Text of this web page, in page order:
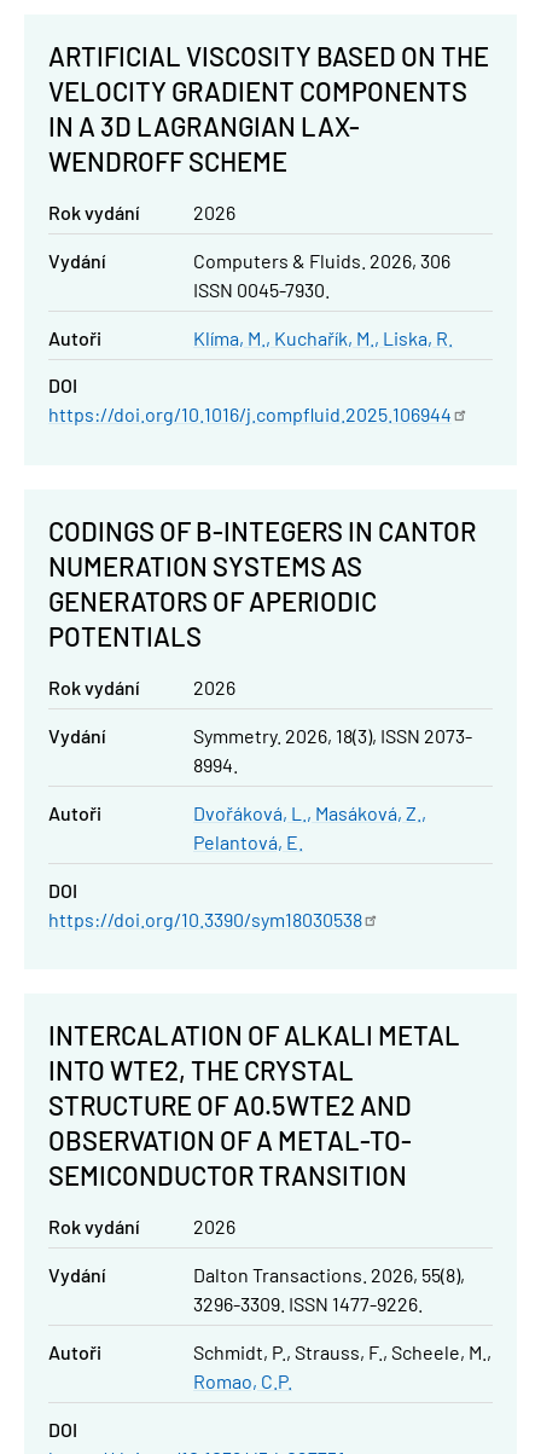
ARTIFICIAL VISCOSITY BASED ON THE
VELOCITY GRADIENT COMPONENTS
IN A 3D LAGRANGIAN LAX-
WENDROFF SCHEME
Rok vydání 2026
Vydání
Computers & Fluids. 2026, 306
ISSN 0045-7930.
Autoři Klíma, M. Kuchařík, M. Liska, R.
DOI
https://doi.org/10.1016/j.compfluid.2025.106944
CODINGS OF B-INTEGERS IN CANTOR
NUMERATION SYSTEMS AS
GENERATORS OF APERIODIC
POTENTIALS
Rok vydání 2026
Vydání
Symmetry. 2026, 18(3), ISSN 2073-
8994.
Autoři Dvořáková, L.
Masáková, Z.
Pelantová, E.
DOI
https://doi.org/10.3390/sym18030538
INTERCALATION OF ALKALI METAL
INTO WTE2, THE CRYSTAL
STRUCTURE OF A0.5WTE2 AND
OBSERVATION OF A METAL-TO-
SEMICONDUCTOR TRANSITION
Rok vydání 2026
Vydání
Dalton Transactions. 2026, 55(8),
3296-3309. ISSN 1477-9226.
Autoři Schmidt, P. Strauss, F. Scheele, M.
Romao, C.P.
DOI